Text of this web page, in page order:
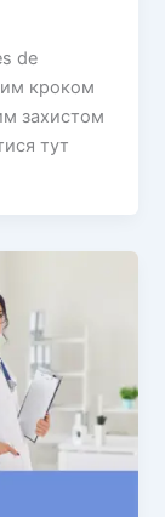
de
кроком
захистом
тут